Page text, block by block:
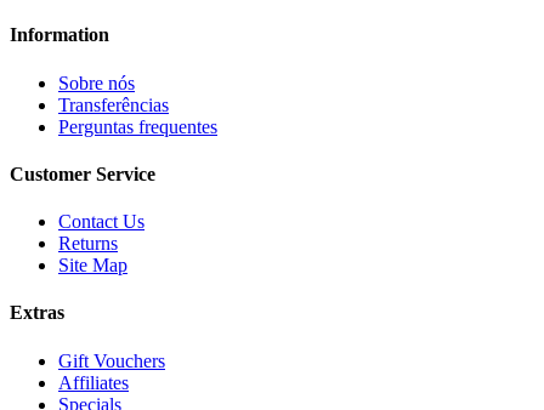
Information
Sobre nós
Transferências
Perguntas frequentes
Customer Service
Contact Us
Returns
Site Map
Extras
Gift Vouchers
Affiliates
Specials